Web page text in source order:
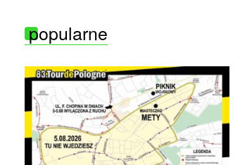
popularne